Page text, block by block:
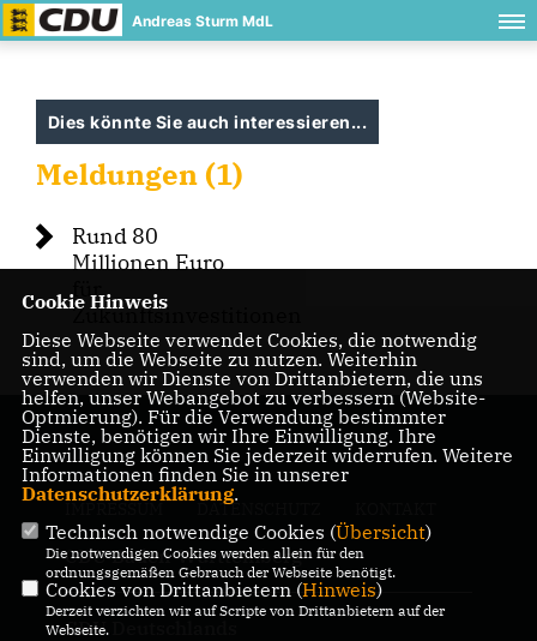
Andreas Sturm MdL
Dies könnte Sie auch interessieren...
Meldungen (1)
Rund 80
Millionen Euro
für
Zukunftsinvestitionen
DATENSCHUTZ
CDU Baden-Württemberg
CDU Deutschlands
Cookie Hinweis
Diese Webseite verwendet Cookies, die notwendig
sind, um die Webseite zu nutzen. Weiterhin
verwenden wir Dienste von Drittanbietern, die uns
helfen, unser Webangebot zu verbessern (Website-
Optmierung). Für die Verwendung bestimmter
Dienste, benötigen wir Ihre Einwilligung. Ihre
Einwilligung können Sie jederzeit widerrufen. Weitere
Informationen finden Sie in unserer
Datenschutzerklärung.
Technisch notwendige Cookies (Übersicht)
Die notwendigen Cookies werden allein für den
ordnungsgemäßen Gebrauch der Webseite benötigt.
Cookies von Drittanbietern (Hinweis)
Derzeit verzichten wir auf Scripte von Drittanbietern auf der
Webseite.